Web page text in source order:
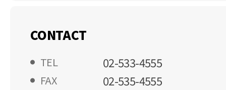
CONTACT
TEL 02-533-4555
FAX 02-535-4555